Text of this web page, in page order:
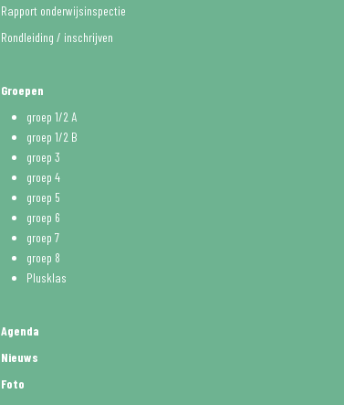
Rapport onderwijsinspectie
Rondleiding / inschrijven
Groepen
groep 1/2 A
groep 1/2 B
groep 3
groep 4
groep 5
groep 6
groep 7
groep 8
Plusklas
Agenda
Nieuws
Foto